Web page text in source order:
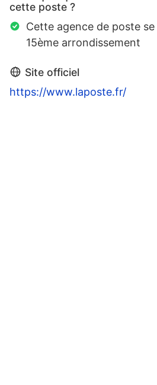
cette poste ?
Cette agence de poste
15ème arrondissement
Site officiel
https://www.laposte.fr/